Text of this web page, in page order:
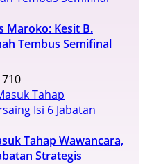
Maroko: Kesit B.
Tembus Semifinal
710
Tahap Wawancara,
Strategis